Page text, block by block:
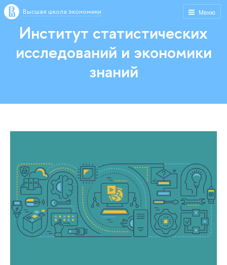
Меню
Высшая школа экономики
Институт статистических
исследований и экономики
знаний